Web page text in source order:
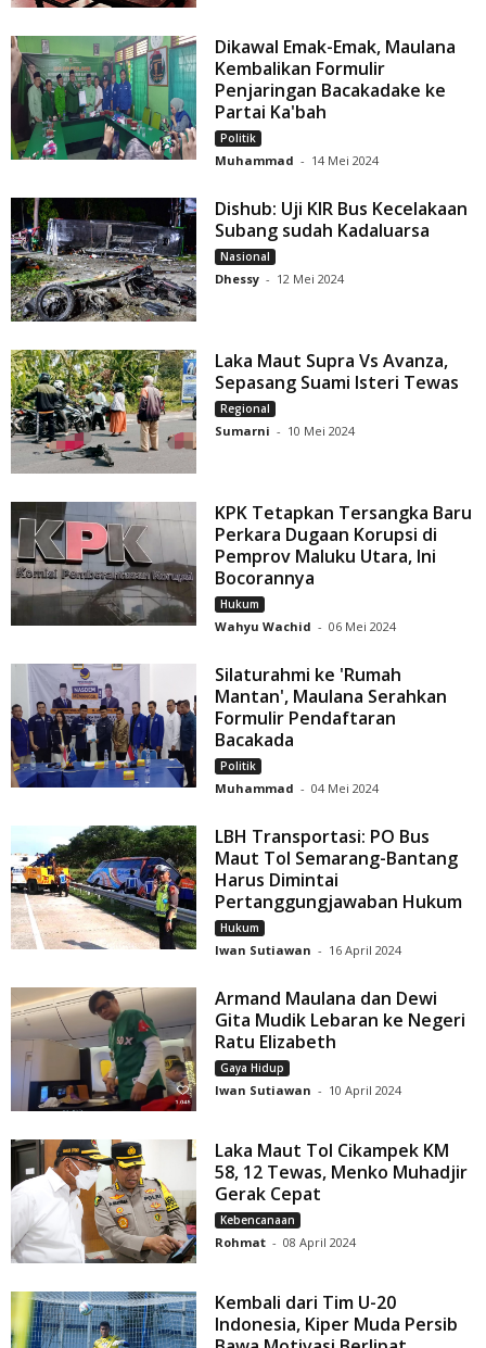
Dikawal Emak-Emak, Maulana
Kembalikan Formulir
Penjaringan Bacakadake ke
Partai Ka'bah
Politik
Muhammad - 14 Mei 2024
Dishub: Uji KIR Bus Kecelakaan
Subang sudah Kadaluarsa
Nasional
Dhessy - 12 Mei 2024
Laka Maut Supra Vs Avanza,
Sepasang Suami Isteri Tewas
Regional
Sumarni - 10 Mei 2024
KPK Tetapkan Tersangka Baru
Perkara Dugaan Korupsi di
Pemprov Maluku Utara, Ini
Bocorannya
Hukum
Wahyu Wachid - 06 Mei 2024
Silaturahmi ke 'Rumah
Mantan', Maulana Serahkan
Formulir Pendaftaran
Bacakada
Politik
Muhammad - 04 Mei 2024
LBH Transportasi: PO Bus
Maut Tol Semarang-Bantang
Harus Dimintai
Pertanggungjawaban Hukum
Hukum
Iwan Sutiawan - 16 April 2024
Armand Maulana dan Dewi
Gita Mudik Lebaran ke Negeri
Ratu Elizabeth
Gaya Hidup
Iwan Sutiawan - 10 April 2024
Laka Maut Tol Cikampek KM
58, 12 Tewas, Menko Muhadjir
Gerak Cepat
Kebencanaan
Rohmat - 08 April 2024
Kembali dari Tim U-20
Indonesia, Kiper Muda Persib